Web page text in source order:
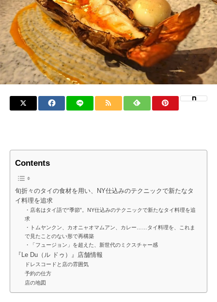
Contents
旬折々のタイの食材を用い、NY仕込みのテクニックで新たなタ
イ料理を追求
・店名はタイ語で“季節”。NY仕込みのテクニックで新たなタイ料理を追
求
・トムヤンクン、カオニャオマムアン、カレー……タイ料理を、これま
で見たことのない形で再構築
・「フュージョン」を超えた、新世代のミクスチャー感
『Le Du（ル ドゥ）』店舗情報
ドレスコードと店の雰囲気
予約の仕方
店の地図